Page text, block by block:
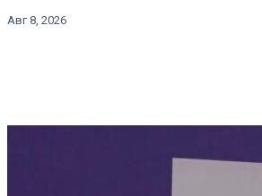
Авг 8, 2026